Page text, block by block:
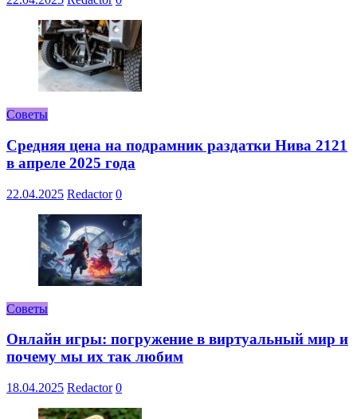
Советы
Средняя цена на подрамник раздатки Нива 2121
в апреле 2025 года
22.04.2025 Redactor 0
Советы
Онлайн игры: погружение в виртуальный мир и
почему мы их так любим
18.04.2025 Redactor 0